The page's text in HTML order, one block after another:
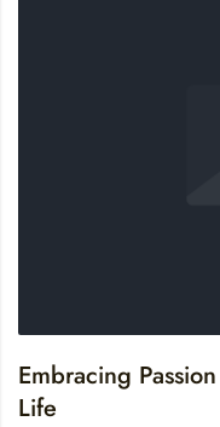
Embracing
Life